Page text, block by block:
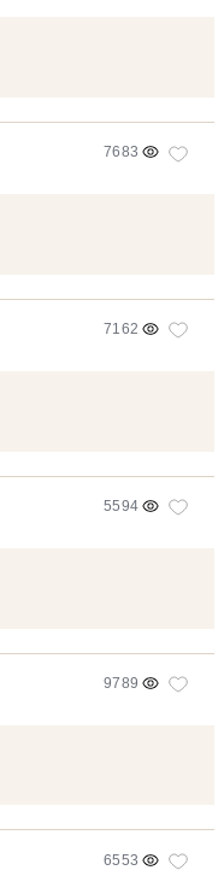
7683
7162
5594
9789
6553